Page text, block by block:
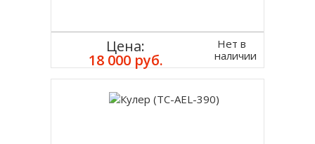
Цена:
18 000 руб.
Нет в
наличии